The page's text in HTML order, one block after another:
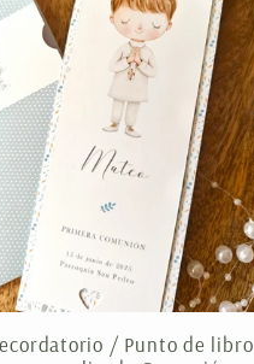
/ Punto de libro